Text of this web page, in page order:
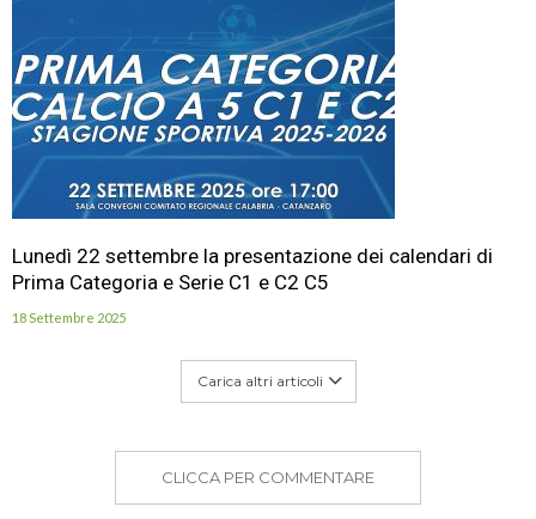
Lunedì 22 settembre la presentazione dei calendari di
Prima Categoria e Serie C1 e C2 C5
18 Settembre 2025
Carica altri articoli
CLICCA PER COMMENTARE